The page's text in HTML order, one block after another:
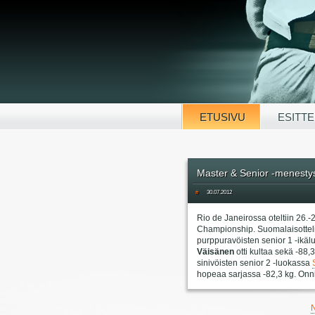
ETUSIVU
Master & Senior -
# 30.07.2012
Rio de Janeirossa oteltiin
Championship.
purppuravöisten senior 1 -
Väisänenotti kultaa sekä -
sinivöisten senior 2 -luokassa
hopeaa sarjassa -82,3 kg.